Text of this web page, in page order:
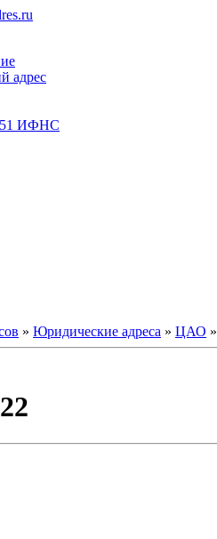
адрес
51 ИФНС
» Юридические адреса » ЦАО »